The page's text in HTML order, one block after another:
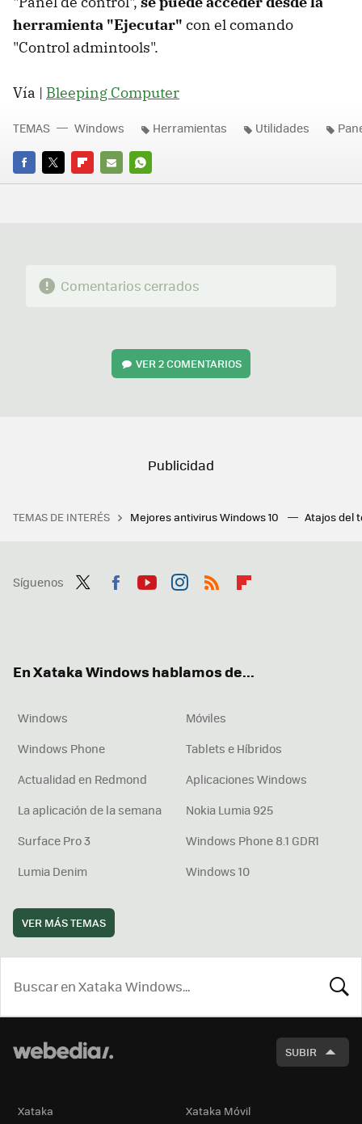
herramienta "Ejecutar" con el comando
"Control admintools".
Vía | Bleeping Computer
FACEBOOK
TWITTERFLIPBOARD
E-
WHATSAPP
TEMAS Windows Herramientas Utilidades
Comentarios cerrados
VER2 COMENTARIOS
TEMAS DE INTERÉS Mejores antivirus Windows 10 Atajos del
Síguenos
En Xataka Windows hablamos de...
Windows
Móviles
Windows Phone
Tablets e Híbridos
Actualidad en Redmond
Aplicaciones Windows
La aplicación de la semana
Nokia Lumia 925
Surface Pro 3
Windows Phone 8.1 GDR1
Lumia Denim
Windows 10
VER MÁS TEMAS
SUBIR
Xataka Xataka Móvil